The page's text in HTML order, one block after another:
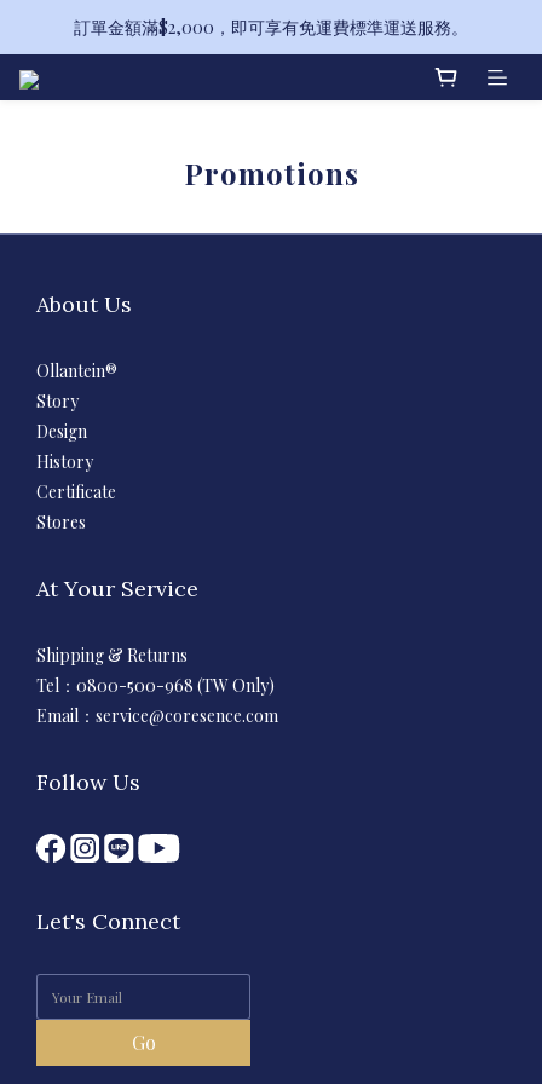
備受喜愛的山茶花系列全新升級！
訂單金額滿$2,000，即可享有免運費標準運送服務。
Promotions
About Us
Ollantein®
Story
Design
History
Certificate
Stores
At Your Service
Shipping & Returns
Tel：0800-500-968 (TW Only)
Email： service@coresence.com
Follow Us
Let's Connect
Go